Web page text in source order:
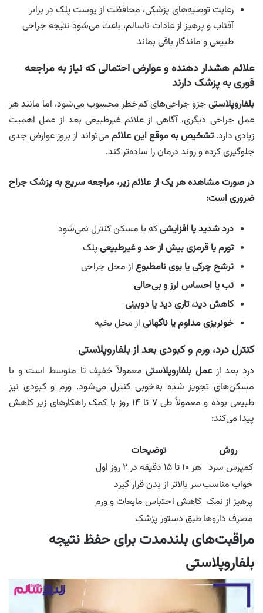
رعایت توصیه‌های پزشکی، محافظت از پوست پلک در برابر
آفتاب و پرهیز از عادات ناسالم، باعث می‌شود نتیجه جراحی
طبیعی و ماندگار باقی بماند
علائم هشدار دهنده و عوارض احتمالی که نیاز به مراجعه
فوری به پزشک دارند
بلفاروپلاستی جزو جراحی‌های کم‌خطر محسوب می‌شود، اما مانند هر
عمل جراحی دیگری، آگاهی از علائم غیرطبیعی بعد از عمل اهمیت
زیادی دارد.تشخیص به‌ موقع این علائممی‌تواند از بروز عوارض جدی
جلوگیری کرده و روند درمان را ساده‌تر کند.
در صورت مشاهده هر یک از علائم زیر، مراجعه سریع به پزشک جراح
ضروری است:
درد شدید یا افزایشیکه با مسکن کنترل نمی‌شود
تورم یا قرمزی بیش از حد و غیرطبیعیپلک
ترشح چرکی یا بوی نامطبوع از محل جراحی
تب یا احساس لرز و بی‌حالی
کاهش دید، تاری دید یا دوبینی
خونریزی مداوم یا ناگهانی از محل بخیه
کنترل درد، ورم و کبودی بعد از بلفاروپلاستی
درد بعد از عمل بلفاروپلاستیمعمولاً خفیف تا متوسط است و با
مسکن‌های تجویز شده به‌خوبی کنترل می‌شود. ورم و کبودی نیز
طبیعی بوده و معمولاً طی ۷ تا ۱۴ روز با کمک راهکارهای زیر کاهش
پیدا می‌کند:
روش
توضیحات
کمپرس سرد هر ۱۰ تا ۱۵ دقیقه در ۲ روز اول
خواب مناسبسر بالاتر از بدن قرار گیرد
پرهیز از نمک کاهش احتباس مایعات و ورم
مصرف داروهاطبق دستور پزشک
مراقبت‌های بلندمدت برای حفظ نتیجه
بلفاروپلاستی